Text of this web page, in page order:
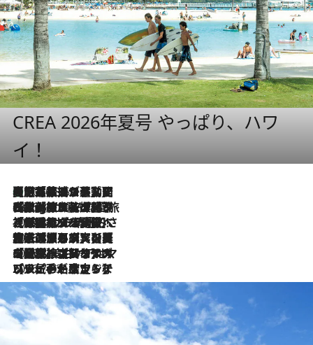
CREA 2026年夏号 やっぱり、ハワ
イ！
2026.8.5
【厳選旅コスメ】国内をあちこち移動する河井菜摘が選んだ夏旅ベストコスメ発表！「リラックスアイテムはマスト」【Mサイズジップ】
2026.8.4
【厳選旅コスメ】「紫外線＆乾燥対策しながらメイク感も！」ヘア＆メイクGeorgeが選んだ夏旅ベストコスメを発表！【Mサイズジップ】
2026.8.3
【厳選旅コスメ】「保湿もタイパ重視！」“サウナ好き”タレント清水みさとが愛用する夏旅ベストコスメを発表！【Mサイズジップ】
2026.8.2
【厳選旅コスメ】美容家・瀬戸麻実の夏旅ベストコスメを発表！「ストレスなく使えるクレンジング＆洗顔は必須」【Mサイズジップ】
2026.8.1
【厳選旅コスメ】「UV＆美白ケアはマスト！」フリーアナウンサー宇賀なつみの夏旅ベストコスメを発表！【Mサイズジップ】
2026.7.23
【リピート確定！】ハワイの名店ランチプレートとサンドイッチ、手が止まらない人気ドーナツ